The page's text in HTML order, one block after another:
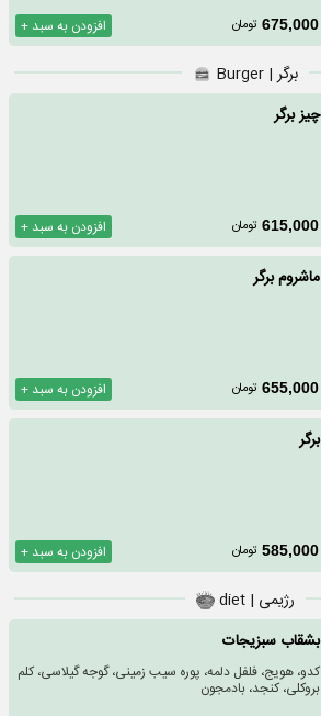
افزودن به سبد + 675,000 تومان
برگر | Burger
چيز برگر
افزودن به سبد + 615,000 تومان
ماشروم برگر
افزودن به سبد + 655,000 تومان
برگر
افزودن به سبد + 585,000 تومان
رژیمی | diet
بشقاب سبزیجات
کدو، هویج، فلفل دلمه، پوره سیب زمینی، گوجه گیلاسی، کلم
بروکلی، کنجد، بادمجون